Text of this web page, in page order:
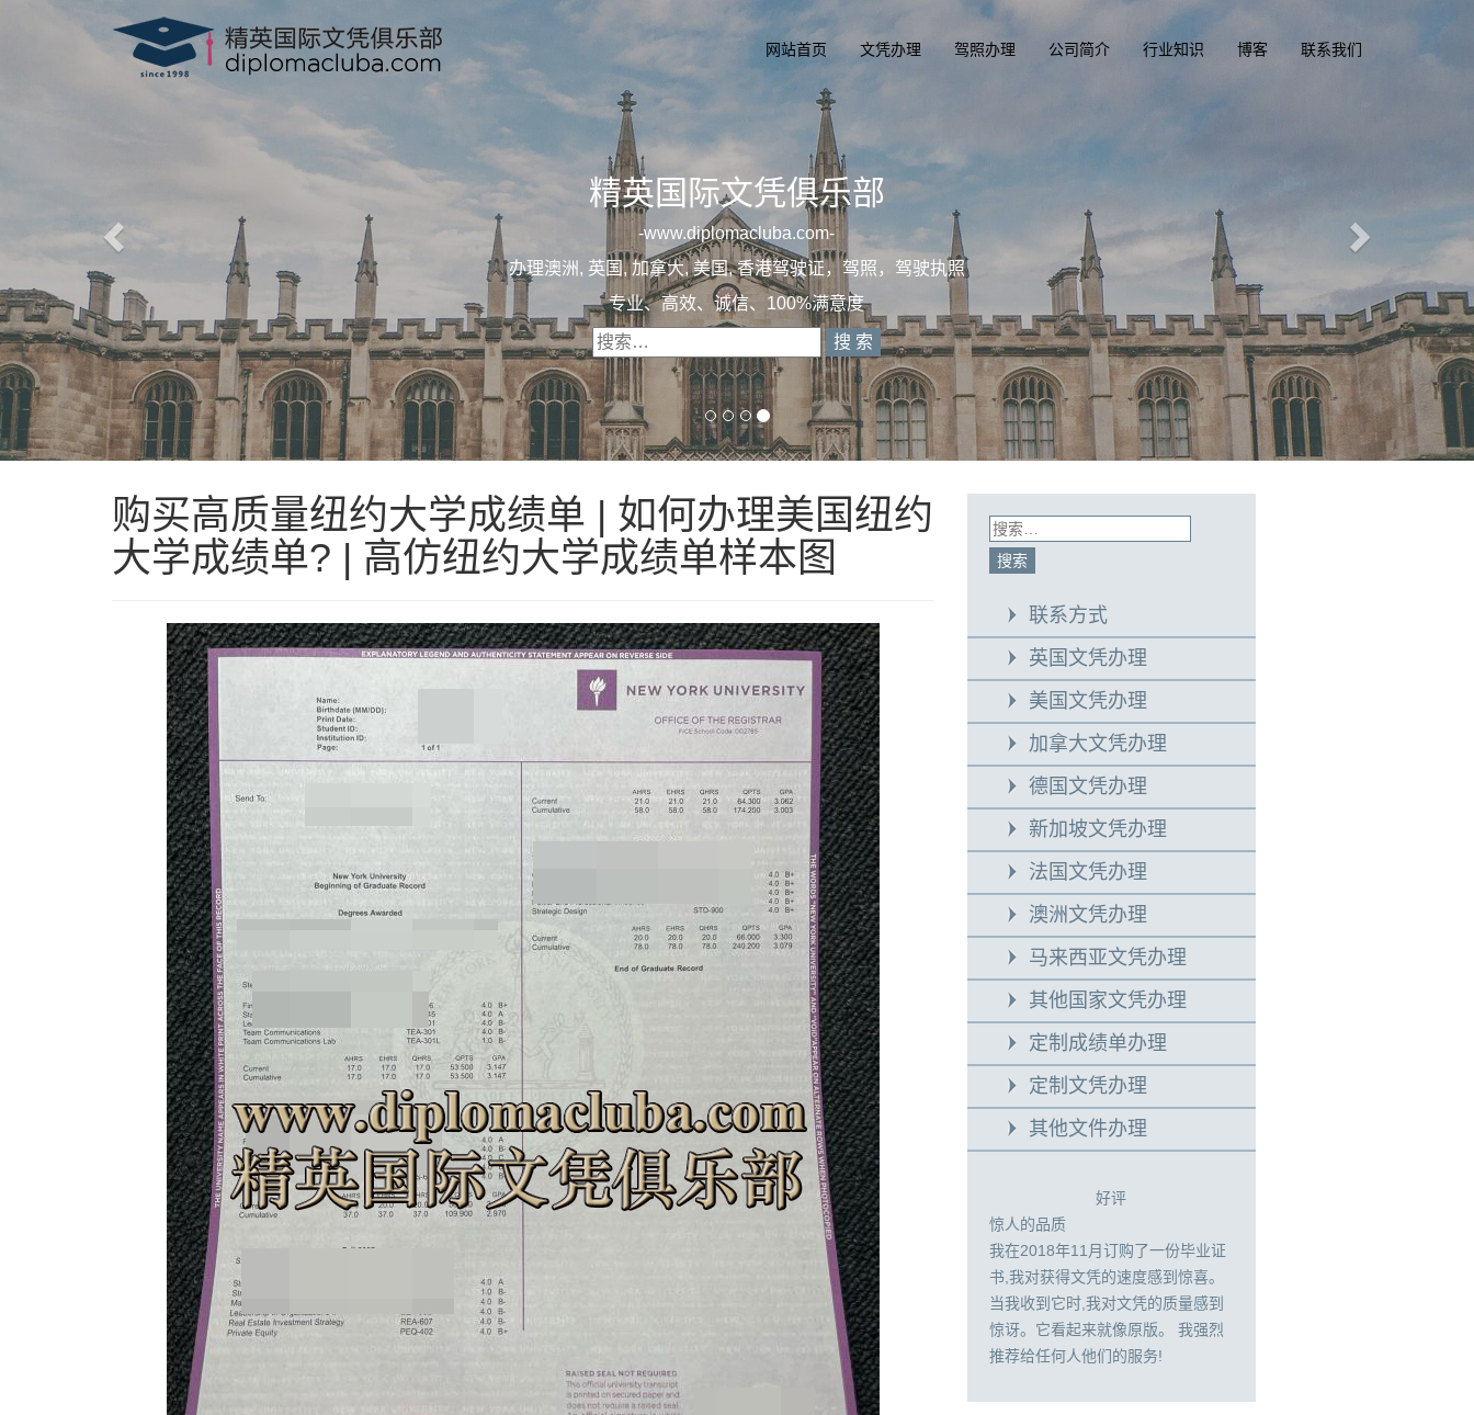
网站首页 文凭办理 驾照办理 公司简介 行业知识 博客 联系我们
精英国际文凭俱乐部
一diplomacluba.com一
办理澳洲, 英国, 加拿大, 美国, 香港驾驶证，驾照，驾驶执照
专业定制澳洲、英国、加拿大、美国驾照
购买高质量纽约大学成绩单 | 如何办理美国纽约
大学成绩单? | 高仿纽约大学成绩单样本图
联系方式
英国文凭办理
美国文凭办理
加拿大文凭办理
德国文凭办理
新加坡文凭办理
法国文凭办理
澳洲文凭办理
马来西亚文凭办理
其他国家文凭办理
定制成绩单办理
定制文凭办理
其他文件办理
好评
惊人的品质
我在2018年11月订购了一份毕业证
书,我对获得文凭的速度感到惊喜。
当我收到它时,我对文凭的质量感到
惊讶。它看起来就像原版。 我强烈
推荐给任何人他们的服务!